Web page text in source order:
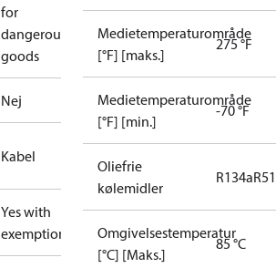
for
dangerous
goods
Nej
Kabel
Yes with
exemptions
Medietemperaturområde
[°F] [maks.]
275 °F
Medietemperaturområde
[°F] [min.]
-70 °F
Oliefrie
kølemidler
R134a
Omgivelsestemperatur
[°C] [Maks.]
85 °C